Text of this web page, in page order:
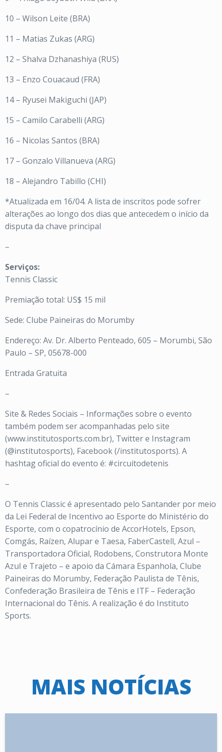
10 – Wilson Leite (BRA)
11 – Matias Zukas (ARG)
12 – Shalva Dzhanashiya (RUS)
13 – Enzo Couacaud (FRA)
14 – Ryusei Makiguchi (JAP)
15 – Camilo Carabelli (ARG)
16 – Nicolas Santos (BRA)
17 – Gonzalo Villanueva (ARG)
18 – Alejandro Tabillo (CHI)
*Atualizada em 16/04. A lista de inscritos pode sofrer
alterações ao longo dos dias que antecedem o início da
disputa da chave principal
–
Serviços:
Tennis Classic
Premiação total: US$ 15 mil
Sede: Clube Paineiras do Morumby
Endereço: Av. Dr. Alberto Penteado, 605 – Morumbi, São
Paulo – SP, 05678-000
Entrada Gratuita
–
Site & Redes Sociais – Informações sobre o evento
também podem ser acompanhadas pelo site
(www.institutosports.com.br), Twitter e Instagram
(@institutosports), Facebook (/institutosports). A
hashtag oficial do evento é: #circuitodetenis
–
O Tennis Classic é apresentado pelo Santander por meio
da Lei Federal de Incentivo ao Esporte do Ministério do
Esporte, com o copatrocínio de AccorHotels, Epson,
Comgás, Raízen, Alupar e Taesa, FaberCastell, Azul –
Transportadora Oficial, Rodobens, Construtora Monte
Azul e Trajeto – e apoio da Cámara Espanhola, Clube
Paineiras do Morumby, Federação Paulista de Tênis,
Confederação Brasileira de Tênis e ITF – Federação
Internacional do Tênis. A realização é do Instituto
Sports.
MAIS NOTÍCIAS